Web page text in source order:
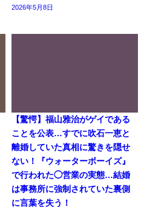
2026年5月8日
【驚愕】福山雅治がゲイである
ことを公表…すでに吹石一恵と
離婚していた真相に驚きを隠せ
ない！『ウォーターボーイズ』
で行われた◯営業の実態…結婚
は事務所に強制されていた裏側
に言葉を失う！